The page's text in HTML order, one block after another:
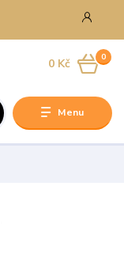
Menu
0
0 Kč